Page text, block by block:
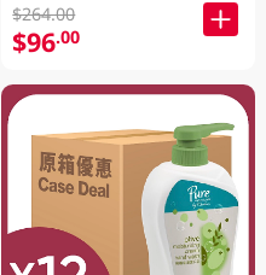
$264.00
$96.00